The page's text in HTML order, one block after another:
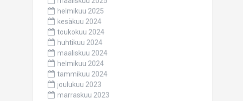
helmikuu 2025
kesäkuu 2024
toukokuu 2024
huhtikuu 2024
maaliskuu 2024
helmikuu 2024
tammikuu 2024
joulukuu 2023
marraskuu 2023